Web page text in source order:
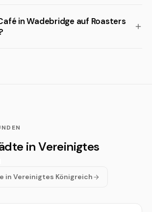
in Wadebridge auf Roasters
in Vereinigtes
in Vereinigtes Königreich